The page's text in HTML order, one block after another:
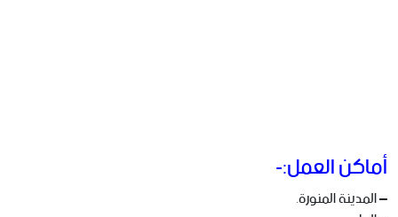
أماكن العمل:-
– المدينة المنورة.